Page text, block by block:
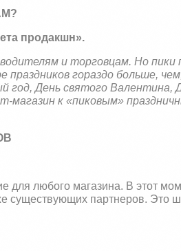
продакшн».
и торговцам. Но пики
праздников гораздо больше,
год, День святого Валентина,
магазин к «пиковым»
для любого магазина. В этот
существующих партнеров. Это